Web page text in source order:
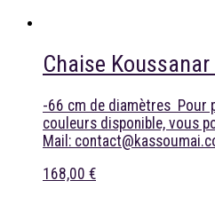
Chaise
-66 cm de diamètres Pour
couleurs disponible, vous
Mail:
168,00 €